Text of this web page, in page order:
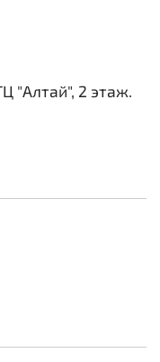
"Алтай", 2 этаж.